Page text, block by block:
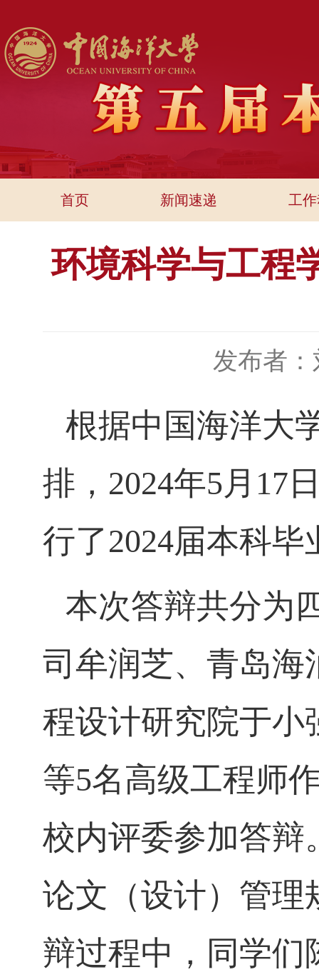
首页 新闻速递 工
环境科学与工程
发布者：
根据中国海洋大
排， 2024年5月 17
行了2024届本科毕
本次答辩共分为
司牟润芝、青岛海
程设计研究院于小
等5名高级工程师
校内评委参加答辩
论文（设计）管理
辩过程中，同学们